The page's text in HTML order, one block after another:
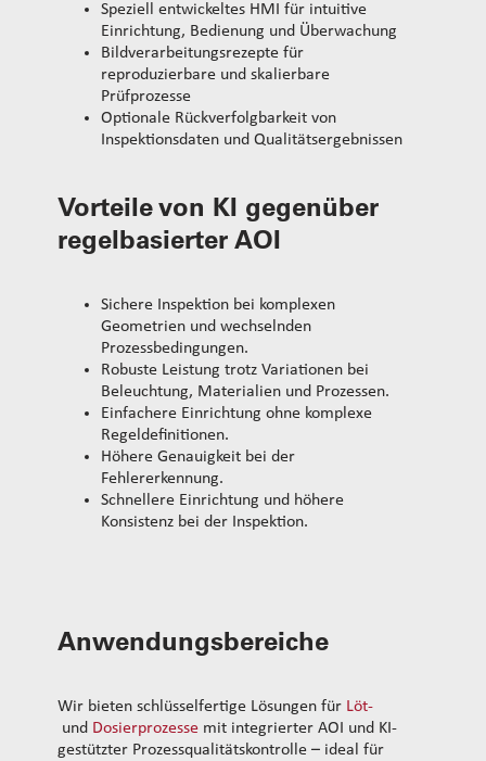
Speziell entwickeltes HMI für intuitive
Einrichtung, Bedienung und Überwachung
Bildverarbeitungsrezepte für
reproduzierbare und skalierbare
Prüfprozesse
Optionale Rückverfolgbarkeit von
Inspektionsdaten und Qualitätsergebnissen
Vorteile von KI gegenüber
regelbasierter AOI
Sichere Inspektion bei komplexen
Geometrien und wechselnden
Prozessbedingungen.
Robuste Leistung trotz Variationen bei
Beleuchtung, Materialien und Prozessen.
Einfachere Einrichtung ohne komplexe
Regeldefinitionen.
Höhere Genauigkeit bei der
Fehlererkennung.
Schnellere Einrichtung und höhere
Konsistenz bei der Inspektion.
Anwendungsbereiche
Wir bieten schlüsselfertige Lösungen für Löt-
und Dosierprozesse mit integrierter AOI und KI-
gestützter Prozessqualitätskontrolle – ideal für